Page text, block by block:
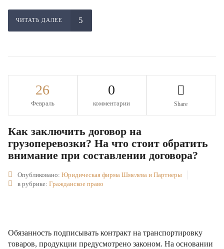
ЧИТАТЬ ДАЛЕЕ
26
Февраль
0
комментарии Share
Как заключить договор на
грузоперевозки? На что стоит обратить
внимание при составлении договора?
Опубликовано: Юридическая фирма Шмелева и Партнеры
в рубрике: Гражданское право
Обязанность подписывать контракт на транспортировку
товаров, продукции предусмотрено законом. На основании